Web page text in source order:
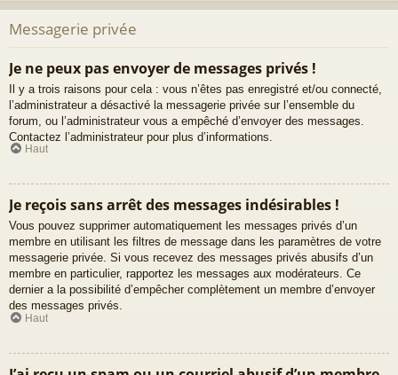
Messagerie privée
Je ne peux pas envoyer de messages privés !
Il y a trois raisons pour cela : vous n’êtes pas enregistré et/ou connecté,
l’administrateur a désactivé la messagerie privée sur l’ensemble du
forum, ou l’administrateur vous a empêché d’envoyer des messages.
Contactez l’administrateur pour plus d’informations.
Haut
Je reçois sans arrêt des messages indésirables !
Vous pouvez supprimer automatiquement les messages privés d’un
membre en utilisant les filtres de message dans les paramètres de votre
messagerie privée. Si vous recevez des messages privés abusifs d’un
membre en particulier, rapportez les messages aux modérateurs. Ce
dernier a la possibilité d’empêcher complètement un membre d’envoyer
des messages privés.
Haut